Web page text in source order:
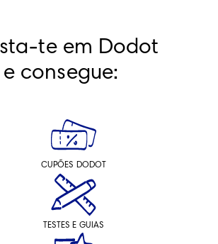
te em Dodot
e consegue:
CUPÕES DODOT
TESTES E GUIAS